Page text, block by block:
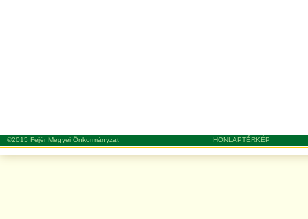
©2015 Fejér Megyei Önkormányzat HONLAPTÉRKÉP